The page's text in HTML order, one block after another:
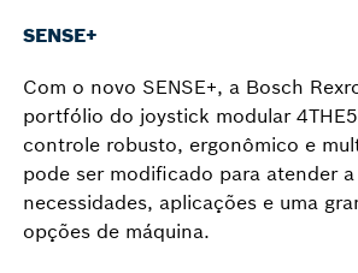
SENSE+
Com o novo SENSE+, a Bosch
portfólio do joystick modular
controle robusto, ergonômico e
pode ser modificado para atender
necessidades, aplicações e uma
opções de máquina.